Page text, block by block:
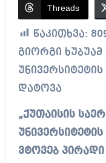
Threads
წაკითხვა:
გიორგი ხუბუამ ქუთაისის საერთაშორისო
დატოვა
„ქუთაისის
ვტოვებ პირადი